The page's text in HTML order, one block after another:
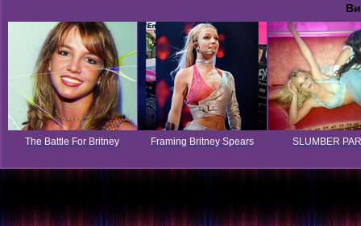
The Battle For Britney Framing Britney Spears SLUMBER